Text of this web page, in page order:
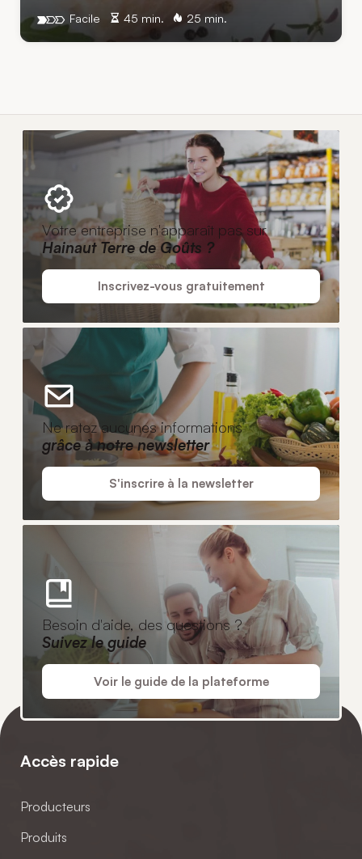
45 min. 25 min.
Facile
Votre entreprise n'apparaît pas sur
Hainaut Terre de Goûts ?
Inscrivez-vous gratuitement
Ne ratez aucunes informations
grâce à notre newsletter
S'inscrire à la newsletter
Besoin d'aide, des questions ?
Suivez le guide
Voir le guide de la plateforme
Accès rapide
Producteurs
Produits